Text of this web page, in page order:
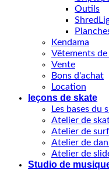
Outils
Kendama
Vêtements
Vente
Bons d'achat
Location
leçons de skate
Les bases du
Atelier de
Atelier de
Atelier de
Atelier de
Studio de